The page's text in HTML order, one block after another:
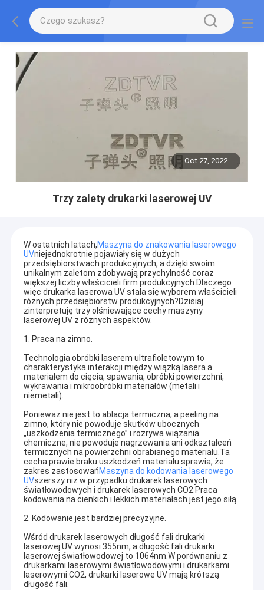
Oct 27, 2022
Trzy zalety drukarki laserowej UV
W ostatnich latach,Maszyna do znakowania laserowego
UVniejednokrotnie pojawiały się w dużych
przedsiębiorstwach produkcyjnych, a dzięki swoim
unikalnym zaletom zdobywają przychylność coraz
większej liczby właścicieli firm produkcyjnych.Dlaczego
więc drukarka laserowa UV stała się wyborem właścicieli
różnych przedsiębiorstw produkcyjnych?Dzisiaj
zinterpretuję trzy olśniewające cechy maszyny
laserowej UV z różnych aspektów.
1. Praca na zimno.
Technologia obróbki laserem ultrafioletowym to
charakterystyka interakcji między wiązką lasera a
materiałem do cięcia, spawania, obróbki powierzchni,
wykrawania i mikroobróbki materiałów (metali i
niemetali).
Ponieważ nie jest to ablacja termiczna, a peeling na
zimno, który nie powoduje skutków ubocznych
„uszkodzenia termicznego” i rozrywa wiązania
chemiczne, nie powoduje nagrzewania ani odkształceń
termicznych na powierzchni obrabianego materiału.Ta
cecha prawie braku uszkodzeń materiału sprawia, że ​​
zakres zastosowańMaszyna do kodowania laserowego
UVszerszy niż w przypadku drukarek laserowych
światłowodowych i drukarek laserowych CO2.Praca
kodowania na cienkich i lekkich materiałach jest jego siłą.
2. Kodowanie jest bardziej precyzyjne.
Wśród drukarek laserowych długość fali drukarki
laserowej UV wynosi 355nm, a długość fali drukarki
laserowej światłowodowej to 1064nm.W porównaniu z
drukarkami laserowymi światłowodowymi i drukarkami
laserowymi CO2, drukarki laserowe UV mają krótszą
długość fali.